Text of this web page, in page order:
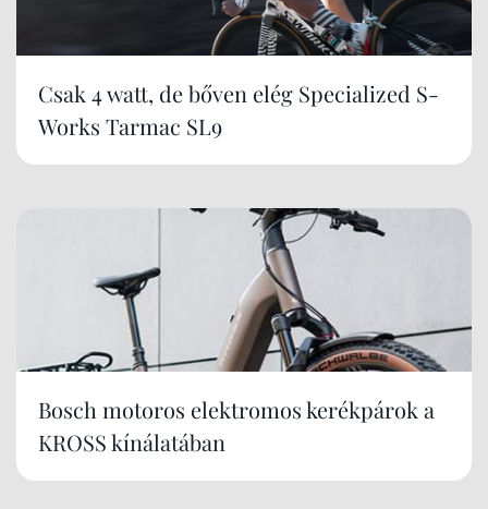
Csak 4 watt, de bőven elég Specialized S-
Works Tarmac SL9
Bosch motoros elektromos kerékpárok a
KROSS kínálatában